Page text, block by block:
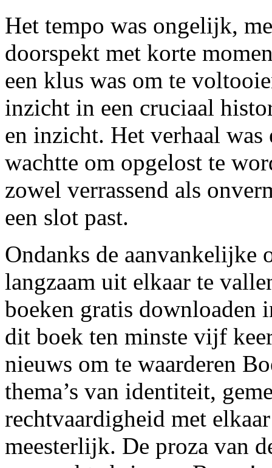
Het tempo was ongelijk,
doorspekt met korte
een klus was om te
inzicht in een cruciaal
en inzicht. Het verhaal was
wachtte om opgelost te
zowel verrassend als
een slot past.
Ondanks de aanvankelijke
langzaam uit elkaar te
boeken gratis downloaden
dit boek ten minste vijf
nieuws om te waarderen
thema’s van identiteit,
rechtvaardigheid met
meesterlijk. De proza van